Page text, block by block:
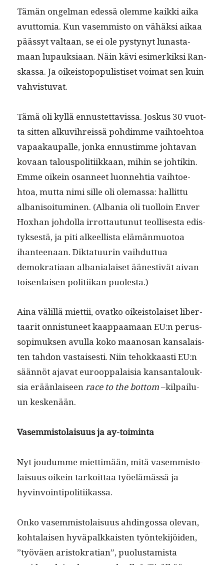
Tämän ongel­man edessä olemme kaik­ki aika
avut­to­mia. Kun vasem­mis­to on vähäk­si aikaa
päässyt val­taan, se ei ole pystynyt lunas­ta­
maan lupauk­si­aan. Näin kävi esimerkik­si Ran­
skas­sa. Ja oikeistopop­ulis­tiset voimat sen kuin
vahvistuvat.
Tämä oli kyl­lä ennustet­tavis­sa. Joskus 30 vuot­
ta sit­ten alku­vihreis­sä pohdimme vai­h­toe­htoa
vapaakau­palle, jon­ka ennus­timme johta­van
kovaan talous­poli­ti­ikkaan, mihin se johtikin.
Emme oikein osan­neet luon­nehtia vai­h­toe­
htoa, mut­ta nimi sille oli ole­mas­sa: hal­lit­tu
alban­isoi­tu­mi­nen. (Alba­nia oli tuol­loin Enver
Hox­han johdol­la irrot­tau­tunut teol­lis­es­ta edis­
tyk­ses­tä, ja piti alkeel­lista elämän­muo­toa
ihanteenaan. Dik­tatu­urin vai­h­dut­tua
demokra­ti­aan alba­nialaiset äänes­tivät aivan
toisen­laisen poli­ti­ikan puolesta.)
Aina välil­lä miet­tii, ovatko oikeis­to­laiset lib­er­
taar­it onnis­tuneet kaap­paa­maan EU:n perus­
sopimuk­sen avul­la koko maanosan kansalais­
ten tah­don vas­tais­es­ti. Niin tehokkaasti EU:n
sään­nöt aja­vat euroop­palaisia kansan­talouk­
sia erään­laiseenrace to the bot­tom–kil­pailu­
un keskenään.
Vasem­mis­to­laisu­us ja ay-toiminta
Nyt joudumme miet­timään, mitä vasem­mis­to­
laisu­us oikein tarkoit­taa työelämässä ja
hyvinvointipolitiikassa.
Onko vasem­mis­to­laisu­us ahdin­gos­sa ole­van,
kohta­laisen hyvä­palkkaisten työn­tek­i­jöi­den,
”työväen aris­tokra­t­ian”, puo­lus­tamista